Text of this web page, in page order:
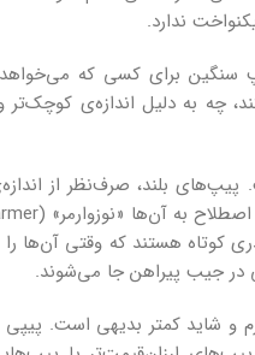
ندارد.
برای کسی که
چه به دلیل اندازه‌ی
بلند، صرف‌نظر از
کوتاه هستند که وقتی آن‌ها
در جیب پیراهن جا می‌شوند.
و شاید کمتر بدیهی است. پیپی